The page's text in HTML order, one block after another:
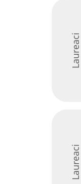
Laureaci
Laureaci